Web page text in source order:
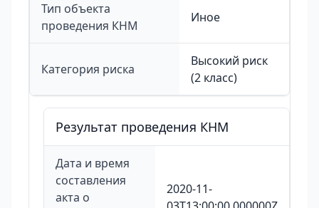
Тип объекта
проведения КНМ
Иное
Категория риска
Высокий риск
(2 класс)
Результат проведения КНМ
Дата и время
составления
акта о
2020-11-